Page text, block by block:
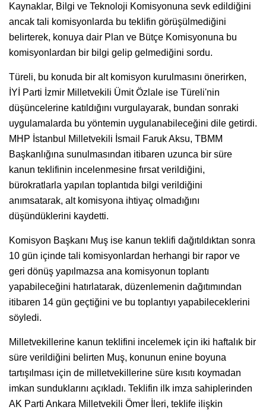
Kaynaklar, Bilgi ve Teknoloji Komisyonuna sevk edildiğini
ancak tali komisyonlarda bu teklifin görüşülmediğini
belirterek, konuya dair Plan ve Bütçe Komisyonuna bu
komisyonlardan bir bilgi gelip gelmediğini sordu.
Türeli, bu konuda bir alt komisyon kurulmasını önerirken,
İYİ Parti İzmir Milletvekili Ümit Özlale ise Türeli'nin
düşüncelerine katıldığını vurgulayarak, bundan sonraki
uygulamalarda bu yöntemin uygulanabileceğini dile getirdi.
MHP İstanbul Milletvekili İsmail Faruk Aksu, TBMM
Başkanlığına sunulmasından itibaren uzunca bir süre
kanun teklifinin incelenmesine fırsat verildiğini,
bürokratlarla yapılan toplantıda bilgi verildiğini
anımsatarak, alt komisyona ihtiyaç olmadığını
düşündüklerini kaydetti.
Komisyon Başkanı Muş ise kanun teklifi dağıtıldıktan sonra
10 gün içinde tali komisyonlardan herhangi bir rapor ve
geri dönüş yapılmazsa ana komisyonun toplantı
yapabileceğini hatırlatarak, düzenlemenin dağıtımından
itibaren 14 gün geçtiğini ve bu toplantıyı yapabileceklerini
söyledi.
Milletvekillerine kanun teklifini incelemek için iki haftalık bir
süre verildiğini belirten Muş, konunun enine boyuna
tartışılması için de milletvekillerine süre kısıtı koymadan
imkan sunduklarını açıkladı. Teklifin ilk imza sahiplerinden
AK Parti Ankara Milletvekili Ömer İleri, teklife ilişkin